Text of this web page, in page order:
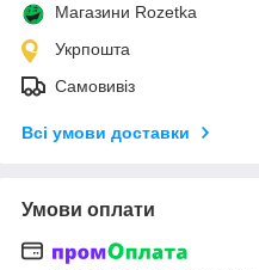
Магазини Rozetka
Укрпошта
Самовивіз
Всі умови доставки
Умови оплати